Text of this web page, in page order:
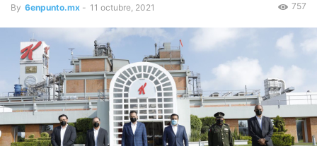
By 6enpunto.mx - 11 octubre, 2021 757